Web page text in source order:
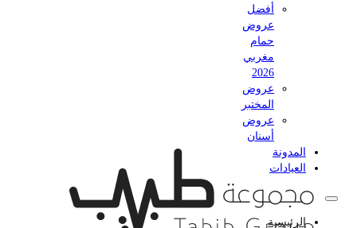
أفضل
عروض
حمام
مغربي
عروض
المختبر
عروض
أسنان
المدونة
العيادات
الرئيسية